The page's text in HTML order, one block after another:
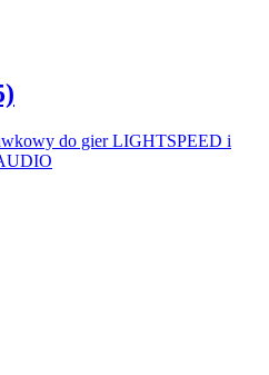
do gier LIGHTSPEED i